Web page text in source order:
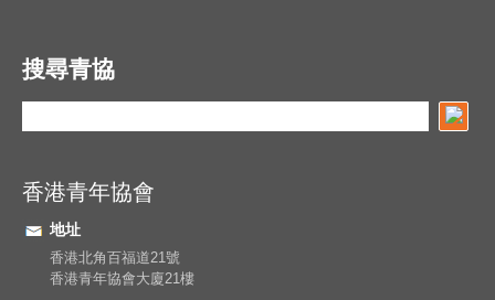
搜尋青協
香港青年協會
地址
香港北角百福道21號
香港青年協會大廈21樓